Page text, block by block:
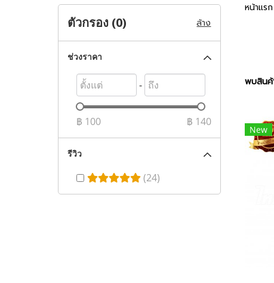
หน้าแรก
พบสิน
New
ตัวกรอง (0) ล้าง
ช่วงราคา
-
฿ 100 ฿ 140
รีวิว
(24)